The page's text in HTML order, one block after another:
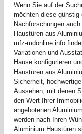
Wenn Sie auf der
möchten diese günstig
Nachforschungen
Haustüren aus
mfz-mdonline.info
Variationen und
Hause konfigurieren
Haustüren aus
Sicherheit,
Aussehen, mit denen
den Wert Ihrer
angebotenen
werden nach Ihren
Aluminium Haustüren